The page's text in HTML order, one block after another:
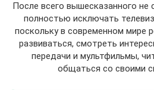
После всего вышесказанного не
полностью исключать
поскольку в современном мире
развиваться, смотреть
передачи и мультфильмы,
общаться со своими